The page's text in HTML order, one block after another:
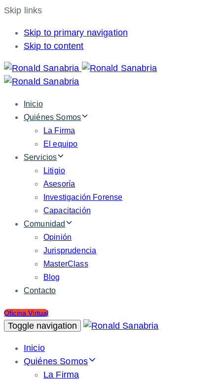
Skip links
Skip to primary navigation
Skip to content
Inicio
Quiénes Somos
La Firma
El equipo
Servicios
Litigio
Asesoría
Investigación Forense
Capacitación
Comunidad
Opinión
Jurisprudencia
MasterClass
Blog
Contacto
Oficina Virtual
Toggle navigation
Inicio
Quiénes Somos
La Firma